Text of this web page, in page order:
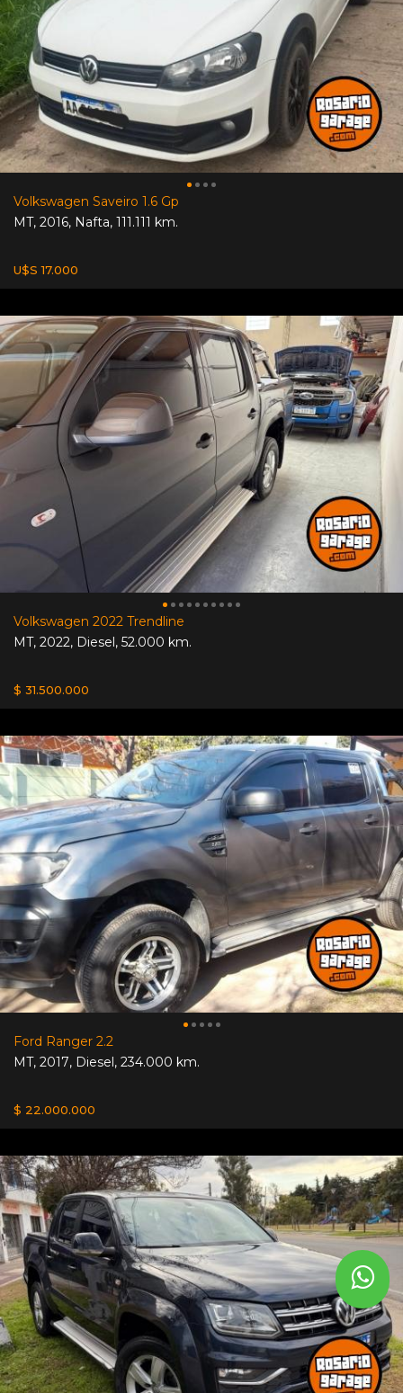
Volkswagen Saveiro 1.6 Gp
MT, 2016, Nafta, 111.111 km.
U$S 17.000
Volkswagen 2022 Trendline
MT, 2022, Diesel, 52.000 km.
$ 31.500.000
Ford Ranger 2.2
MT, 2017, Diesel, 234.000 km.
$ 22.000.000